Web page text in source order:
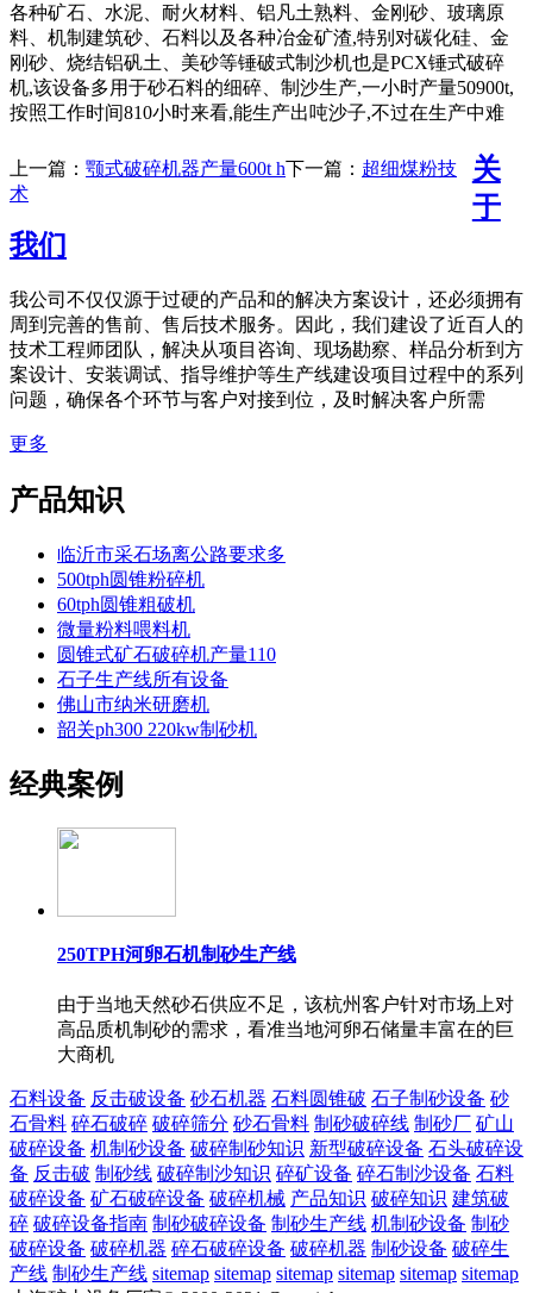
各种矿石、水泥、耐火材料、铝凡土熟料、金刚砂、玻璃原
料、机制建筑砂、石料以及各种冶金矿渣,特别对碳化硅、金
刚砂、烧结铝矾土、美砂等锤破式制沙机也是PCX锤式破碎
机,该设备多用于砂石料的细碎、制沙生产,一小时产量50900t,
按照工作时间810小时来看,能生产出吨沙子,不过在生产中难
上一篇： 颚式破碎机器产量600t h下一篇： 超细煤粉技
术
关
于
我们
我公司不仅仅源于过硬的产品和的解决方案设计，还必须拥有
周到完善的售前、售后技术服务。因此，我们建设了近百人的
技术工程师团队，解决从项目咨询、现场勘察、样品分析到方
案设计、安装调试、指导维护等生产线建设项目过程中的系列
问题，确保各个环节与客户对接到位，及时解决客户所需
更多
产品知识
临沂市采石场离公路要求多
500tph圆锥粉碎机
60tph圆锥粗破机
微量粉料喂料机
圆锥式矿石破碎机产量110
石子生产线所有设备
佛山市纳米研磨机
韶关ph300 220kw制砂机
经典案例
250TPH河卵石机制砂生产线
由于当地天然砂石供应不足，该杭州客户针对市场上对
高品质机制砂的需求，看准当地河卵石储量丰富在的巨
大商机
石料设备 反击破设备 砂石机器 石料圆锥破 石子制砂设备 砂
石骨料 碎石破碎 破碎筛分 砂石骨料 制砂破碎线 制砂厂 矿山
破碎设备 机制砂设备 破碎制砂知识 新型破碎设备 石头破碎设
备 反击破 制砂线 破碎制沙知识 碎矿设备 碎石制沙设备 石料
破碎设备 矿石破碎设备 破碎机械 产品知识 破碎知识 建筑破
碎 破碎设备指南 制砂破碎设备 制砂生产线 机制砂设备 制砂
破碎设备 破碎机器 碎石破碎设备 破碎机器 制砂设备 破碎生
产线 制砂生产线 sitemap sitemap sitemap sitemap sitemap sitemap